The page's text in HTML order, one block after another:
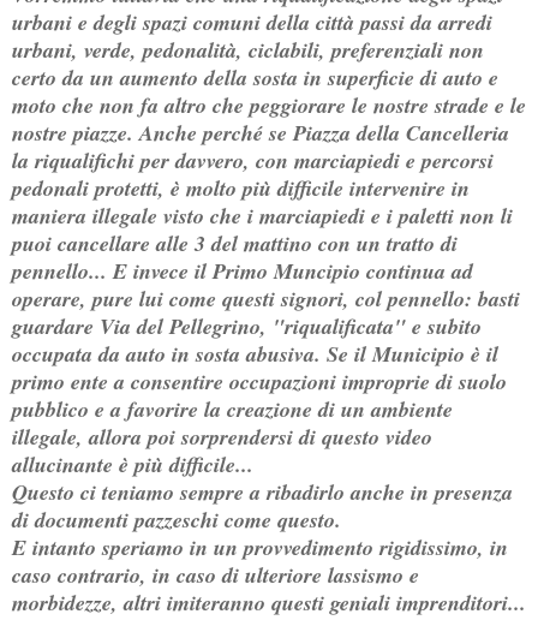
urbani e degli spazi comuni della città passi da arredi
urbani, verde, pedonalità, ciclabili, preferenziali non
certo da un aumento della sosta in superficie di auto e
moto che non fa altro che peggiorare le nostre strade e le
nostre piazze. Anche perché se Piazza della Cancelleria
la riqualifichi per davvero, con marciapiedi e percorsi
pedonali protetti, è molto più difficile intervenire in
maniera illegale visto che i marciapiedi e i paletti non li
puoi cancellare alle 3 del mattino con un tratto di
pennello... E invece il Primo Muncipio continua ad
operare, pure lui come questi signori, col pennello: basti
guardare Via del Pellegrino, "riqualificata" e subito
occupata da auto in sosta abusiva. Se il Municipio è il
primo ente a consentire occupazioni improprie di suolo
pubblico e a favorire la creazione di un ambiente
illegale, allora poi sorprendersi di questo video
allucinante è più difficile...
Questo ci teniamo sempre a ribadirlo anche in presenza
di documenti pazzeschi come questo.
E intanto speriamo in un provvedimento rigidissimo, in
caso contrario, in caso di ulteriore lassismo e
morbidezze, altri imiteranno questi geniali imprenditori...